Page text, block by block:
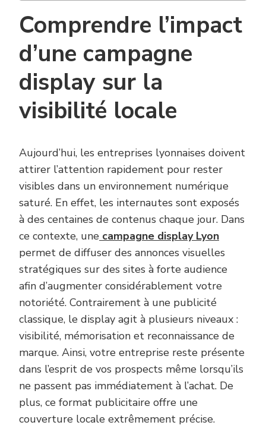
Comprendre l’impact
d’une campagne
display sur la
visibilité locale
Aujourd’hui, les entreprises lyonnaises doivent
attirer l’attention rapidement pour rester
visibles dans un environnement numérique
saturé. En effet, les internautes sont exposés
à des centaines de contenus chaque jour. Dans
ce contexte, une campagne display Lyon
permet de diffuser des annonces visuelles
stratégiques sur des sites à forte audience
afin d’augmenter considérablement votre
notoriété. Contrairement à une publicité
classique, le display agit à plusieurs niveaux :
visibilité, mémorisation et reconnaissance de
marque. Ainsi, votre entreprise reste présente
dans l’esprit de vos prospects même lorsqu’ils
ne passent pas immédiatement à l’achat. De
plus, ce format publicitaire offre une
couverture locale extrêmement précise.